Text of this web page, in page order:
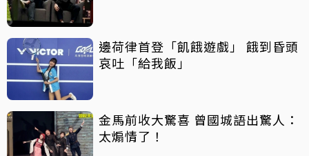
邊荷律首登「飢餓遊戲」 餓到昏頭
哀吐「給我飯」
金馬前收大驚喜 曾國城語出驚人：
太煽情了！